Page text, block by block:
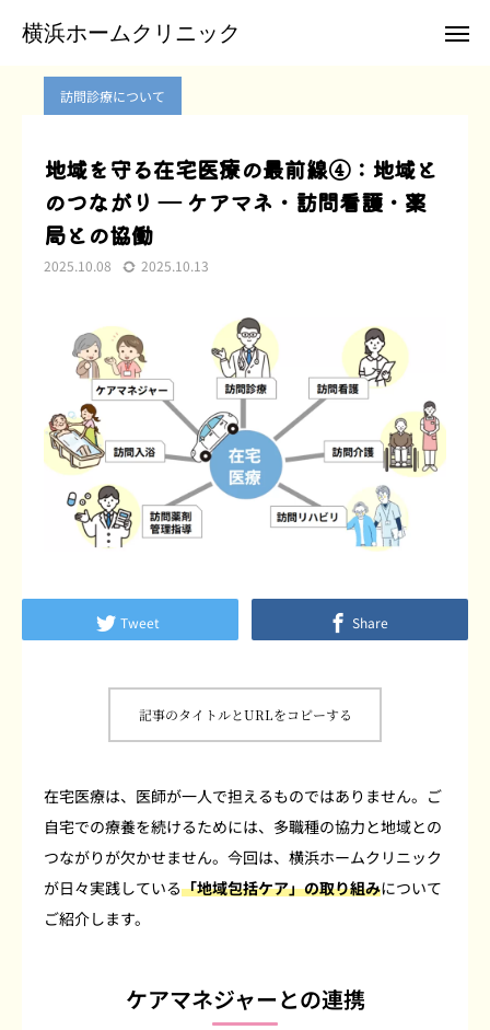
横浜ホームクリニック
ブログ 訪問診療について 地域を守る在宅医療の最前線④：地域とのつながり ― ケアマネ・訪問看護・薬局との協働
訪問診療について
地域を守る在宅医療の最前線④：地域と
のつながり ― ケアマネ・訪問看護・薬
局との協働
2025.10.08 2025.10.13
Tweet Share
記事のタイトルとURLをコピーする
在宅医療は、医師が一人で担えるものではありません。ご
自宅での療養を続けるためには、多職種の協力と地域との
つながりが欠かせません。今回は、横浜ホームクリニック
が日々実践している「地域包括ケア」の取り組みについて
ご紹介します。
ケアマネジャーとの連携
横浜ホームクリニック
クリニックTwitter
横浜ホームクリニックについて
患者様のご紹介
お申込み
お問合せ
よくあるご質問
採用情報